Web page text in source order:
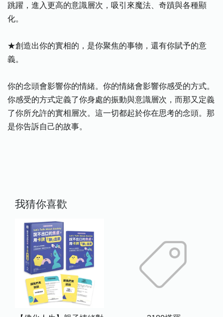
跳躍，進入更高的意識層次，吸引來魔法、奇蹟與各種顯
化。
★創造出你的實相的，是你聚焦的事物，還有你賦予的意
義。
你的念頭會影響你的情緒。你的情緒會影響你感受的方式。
你感受的方式定義了你身處的振動與意識層次，而那又定義
了你所允許的實相層次。這一切都起於你在思考的念頭。那
是你告訴自己的故事。
我猜你喜歡